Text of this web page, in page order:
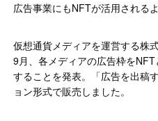
広告事業にもNFTが活用される
仮想通貨メディアを運営する株
9月、各メディアの広告枠を
することを発表。「広告を出稿
ョン形式で販売しました。